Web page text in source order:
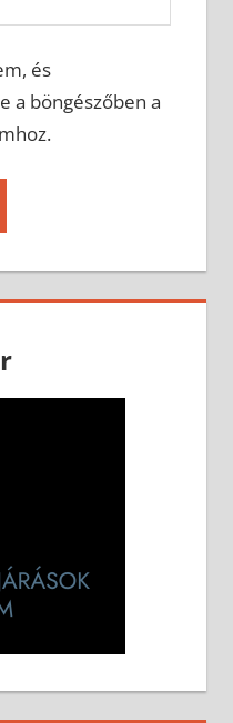
és
a böngészőben a